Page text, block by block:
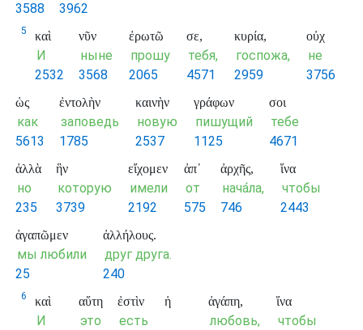
3588
3962
5 καὶ
И
2532
νῦν
ныне
3568
ἐρωτῶ
прошу
2065
σε,
тебя,
4571
κυρία,
госпожа,
2959
οὐχ
не
3756
ὡς
как
5613
ἐντολὴν
заповедь
1785
καινὴν
новую
2537
γράφων
пишущий
1125
σοι
тебе
4671
ἀλλὰ
но
235
ἣν
которую
3739
εἴχομεν
имели
2192
ἀπ᾽
от
575
ἀρχῆς,
нача́ла,
746
ἵνα
чтобы
2443
ἀγαπῶμεν
мы любили
25
ἀλλήλους.
друг друга.
240
6 καὶ
И
αὕτη
это
ἐστὶν
есть
ἡ ἀγάπη,
любовь,
ἵνα
чтобы